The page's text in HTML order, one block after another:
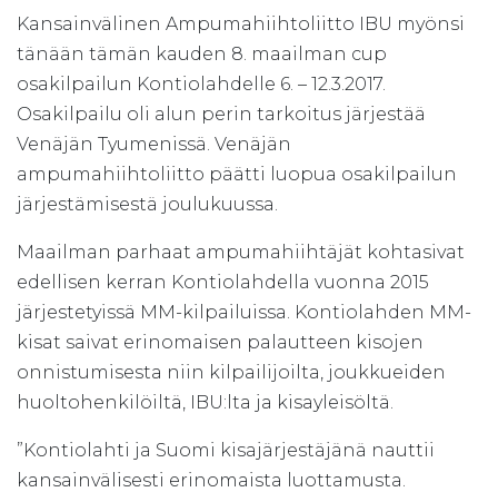
Kansainvälinen Ampumahiihtoliitto IBU myönsi
tänään tämän kauden 8. maailman cup
osakilpailun Kontiolahdelle 6. – 12.3.2017.
Osakilpailu oli alun perin tarkoitus järjestää
Venäjän Tyumenissä. Venäjän
ampumahiihtoliitto päätti luopua osakilpailun
järjestämisestä joulukuussa.
Maailman parhaat ampumahiihtäjät kohtasivat
edellisen kerran Kontiolahdella vuonna 2015
järjestetyissä MM-kilpailuissa. Kontiolahden MM-
kisat saivat erinomaisen palautteen kisojen
onnistumisesta niin kilpailijoilta, joukkueiden
huoltohenkilöiltä, IBU:lta ja kisayleisöltä.
”Kontiolahti ja Suomi kisajärjestäjänä nauttii
kansainvälisesti erinomaista luottamusta.